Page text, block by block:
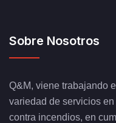
Sobre Nosotros
Q&M, viene trabajando
variedad de servicios
contra incendios, en